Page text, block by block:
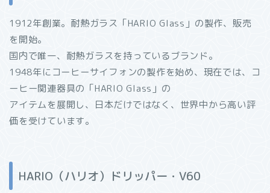
1912年創業。耐熱ガラス「HARIO Glass」の製作、販売
を開始。
国内で唯一、耐熱ガラスを持っているブランド。
1948年にコーヒーサイフォンの製作を始め、現在では、コ
ーヒー関連器具の「HARIO Glass」の
アイテムを展開し、日本だけではなく、世界中から高い評
価を受けています。
HARIO（ハリオ）ドリッパー・V60